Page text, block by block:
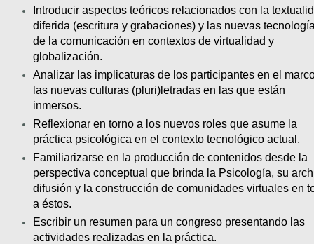
Introducir aspectos teóricos relacionados con la
diferida (escritura y grabaciones) y las nuevas
de la comunicación en contextos de virtualidad y
globalización.
Analizar las implicaturas de los participantes en el
las nuevas culturas (pluri)letradas en las que están
inmersos.
Reflexionar en torno a los nuevos roles que asume la
práctica psicológica en el contexto tecnológico actual.
Familiarizarse en la producción de contenidos desde la
perspectiva conceptual que brinda la Psicología, su
difusión y la construcción de comunidades virtuales en
a éstos.
Escribir un resumen para un congreso presentando las
actividades realizadas en la práctica.